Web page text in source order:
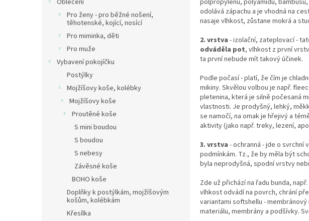
Oblečení
Pro ženy - pro běžné nošení,
těhotenské, kojící, nosící
Pro miminka, děti
Pro muže
Vybavení pokojíčku
Postýlky
Mojžíšovy koše, kolébky
Mojžíšovy koše
Proutěné koše
S mini boudou
S boudou
S nebesy
Závěsné koše
BOHO koše
Doplňky k postýlkám, mojžíšovým
košům, kolébkám
Křesílka
odolává zápachu a je vhodná na
nasaje vlhkost, zůstane mokrá a
2. vrstva - izolační, zateplovací -
odváděla pot, vlhkost z první
ta první nebude mít takový účinek.
Podle počasí - platí, že čím je
mikiny. Skvělou volbou je např.
pletenina, která je silně počesaná
vlastnosti. Je prodyšný, lehký,
se namočí, na omak je hřejivý a
aktivity (jako např. treky, lezení,
3. vrstva - ochranná - jde o svrchní
podmínkám. Tz., že by měla být
byla neprodyšná, spodní vrstvy
Zde už přichází na řadu bunda,
vlhkost odvádí na povrch, chrání
variantami softshellu -
materiálu, membrány a podšívky.